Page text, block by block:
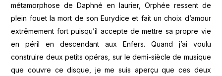
métamorphose de Daphné en laurier, Orphée ressent de
plein fouet la mort de son Eurydice et fait un choix d’amour
extrêmement fort puisqu’il accepte de mettre sa propre vie
en péril en descendant aux Enfers. Quand j’ai voulu
construire deux petits opéras, sur le demi-siècle de musique
que couvre ce disque, je me suis aperçu que ces deux